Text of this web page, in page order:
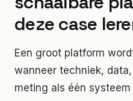
deze case
Een groot platform
wanneer techniek,
meting als één